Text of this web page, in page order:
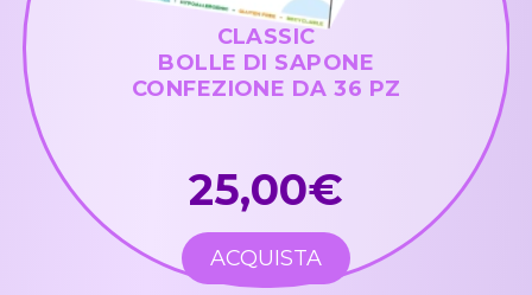
CLASSIC
BOLLE DI SAPONE
CONFEZIONE DA 36 PZ
25,00€
ACQUISTA